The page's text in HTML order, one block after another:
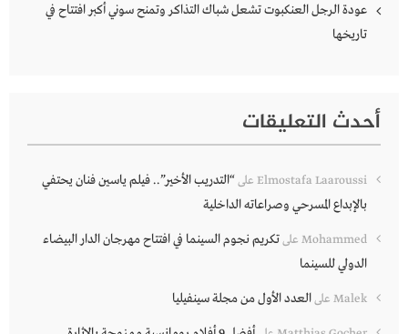
عودة الرجل العنكبوت تشعل شباك التذاكر وتمنح سوني أكبر افتتاح في
تاريخها
أحدث التعليقات
Elmostafa Laaroussi على“التدريب الأخير”.. فيلم ياسين فنان يحتفي
بالإبداع المسرحي وصراعاته الداخلية
Mohammed علىتكريم نجوم السينما في افتتاح مهرجان الدار البيضاء
الدولي للسينما
Malek علىالعدد الأول من مجلة سينفيليا